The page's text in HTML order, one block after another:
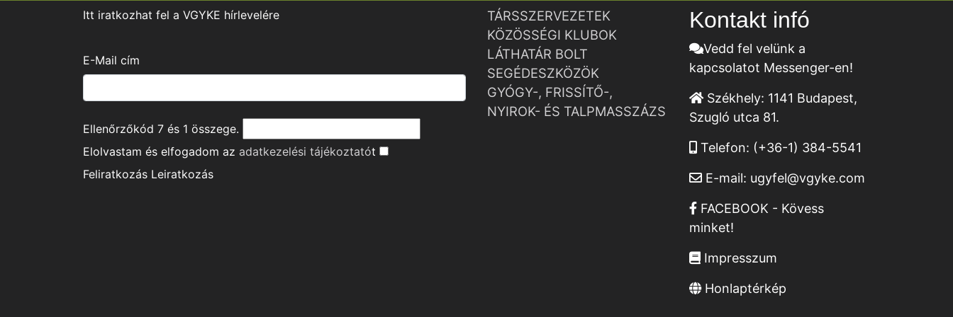
Itt iratkozhat fel a VGYKE hírlevelére
E-Mail cím
Ellenőrzőkód 7 és 1 összege.
Elolvastam és elfogadom az adatkezelési tájékoztatót
Feliratkozás Leiratkozás
TÁRSSZERVEZETEK
KÖZÖSSÉGI KLUBOK
LÁTHATÁR BOLT
SEGÉDESZKÖZÖK
GYÓGY-, FRISSÍTŐ-,
NYIROK- ÉS TALPMASSZÁZS
Kontakt infó
Vedd fel velünk a
kapcsolatot Messenger-en!
Székhely: 1141 Budapest,
Szugló utca 81.
Telefon: (+36-1) 384-5541
E-mail: ugyfel@vgyke.com
FACEBOOK - Kövess
minket!
Impresszum
Honlaptérkép